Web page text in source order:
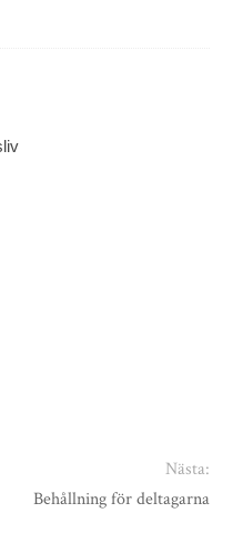
Nästa:
Behållning för deltagarna